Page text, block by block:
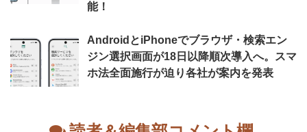
能！
AndroidとiPhoneでブラウザ・検索エン
ジン選択画面が18日以降順次導入へ。スマ
ホ法全面施行が迫り各社が案内を発表